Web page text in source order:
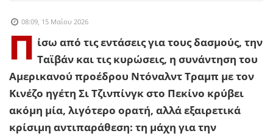
08:09, 15 Μαΐου 2026
Π
ίσω από τις εντάσεις για τους δασμούς, την
Ταϊβάν και τις κυρώσεις, η συνάντηση του
Αμερικανού προέδρου Ντόναλντ Τραμπ με τον
Κινέζο ηγέτη Σι Τζινπίνγκ στο Πεκίνο κρύβει
ακόμη μία, λιγότερο ορατή, αλλά εξαιρετικά
κρίσιμη αντιπαράθεση: τη μάχη για την